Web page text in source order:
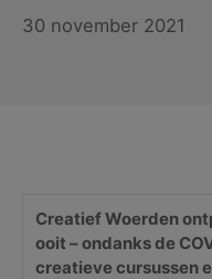
30 november 2021
Creatief Woerden
ooit – ondanks de
creatieve cursussen